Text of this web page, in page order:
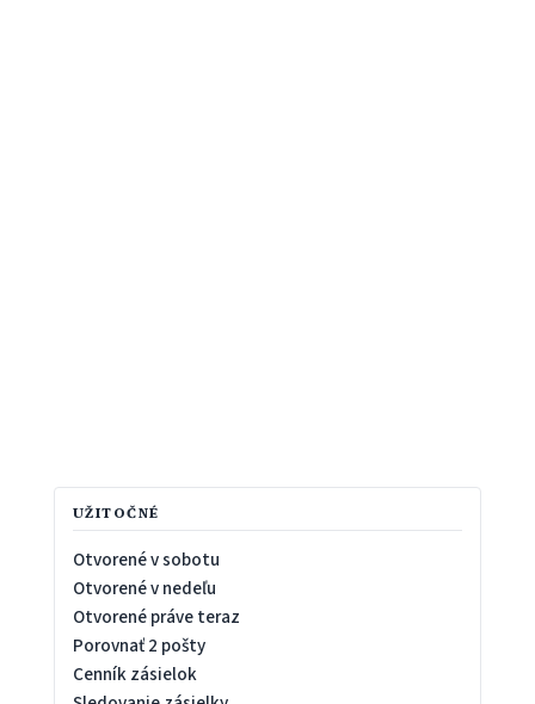
UŽITOČNÉ
Otvorené v sobotu
Otvorené v nedeľu
Otvorené práve teraz
Porovnať 2 pošty
Cenník zásielok